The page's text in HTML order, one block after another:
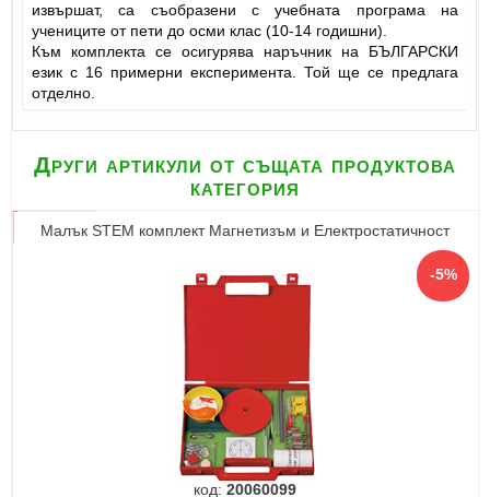
извършат, са съобразени с учебната програма на
учениците от пети до осми клас (10-14 годишни).
Към комплекта се осигурява наръчник на БЪЛГАРСКИ
език с 16 примерни експеримента. Той ще се предлага
отделно.
Други артикули от същата продуктова
категория
Малък STEM комплект Магнетизъм и Електростатичност
код: 20060099